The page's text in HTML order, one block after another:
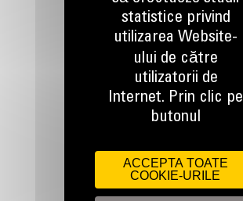
Apelati-ne
0800 89 10 10
Scrieti-ne
TRIMITETI O CERERE
statistice privind
utilizarea Website-
ului de către
utilizatorii de
Internet. Prin clic pe
butonul
ACCEPTA TOATE
COOKIE-URILE